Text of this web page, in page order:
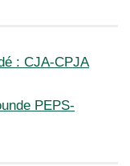
: CJA-CPJA
PEPS-